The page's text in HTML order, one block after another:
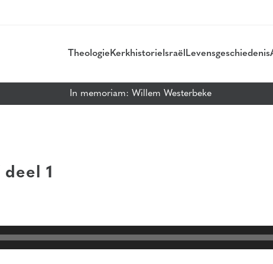
Theologie Kerkhistorie Israël Levensgeschiedenis
In memoriam: Willem Westerbeke
deel 1